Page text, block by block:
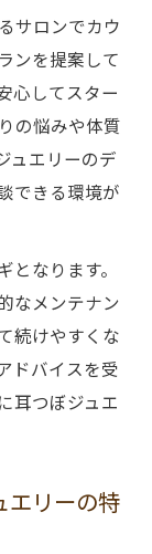
変化と実
択肢を探る
ットの両
れる理由
と効果解
習慣づく
相乗効果
法と注意点
サロンでカウ
ンを提案して
心してスター
の悩みや体質
ュエリーのデ
できる環境が
なります。
なメンテナン
続けやすくな
ドバイスを受
耳つぼジュエ
エリーの特